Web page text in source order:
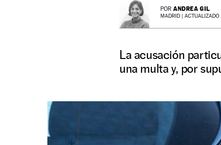
POR ANDREA GIL
MADRID |
La acusación
una multa y, por